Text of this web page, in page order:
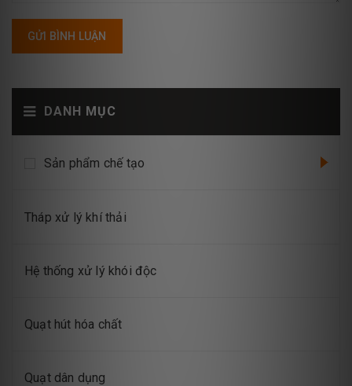
DANH MỤC
Sản phẩm chế tạo
Tháp xử lý khí thải
Hệ thống xử lý khói độc
Quạt hút hóa chất
Quạt dân dụng
GỬI BÌNH LUẬN